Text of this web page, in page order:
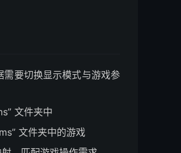
需要切换显示模式与游戏参
文件夹中
文件夹中的游戏